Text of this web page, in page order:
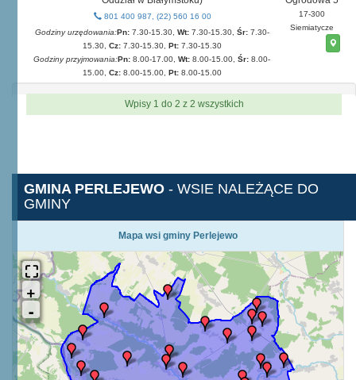
801 400 987, (22) 560 16 00
Godziny urzędowania:Pn:7.30-15.30, Wt:7.30-15.30, Śr:7.30-
15.30, Cz:7.30-15.30, Pt:7.30-15.30
Godziny przyjmowania:Pn: 8.00-17.00, Wt: 8.00-15.00, Śr: 8.00-
15.00, Cz:8.00-15.00, Pt:8.00-15.00
17-300
Siemiatycze
Wpisy 1 do 2 z 2 wszystkich
GMINA PERLEJEWO - WSIE NALEŻĄCE DO
GMINY
Mapa wsi gminy Perlejewo